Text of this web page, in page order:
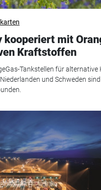
kooperiert mit
Kraftstoffen
Tankstellen für
und Schweden